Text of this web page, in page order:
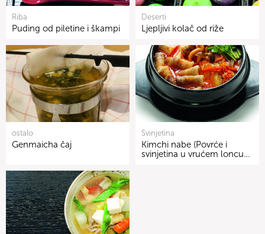
Riba
Puding od piletine i škampi
Deserti
Ljepljivi kolač od riže
ostalo
Genmaicha čaj
Svinjetina
Kimchi nabe (Povrće i
svinjetina u vrućem loncu…